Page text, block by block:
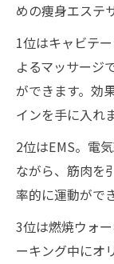
めの痩身エステ
1位はキャビテ
よるマッサージ
ができます。効
インを手に入れ
2位はEMS。電
ながら、筋肉を
率的に運動がで
3位は燃焼ウォ
ーキング中にオ